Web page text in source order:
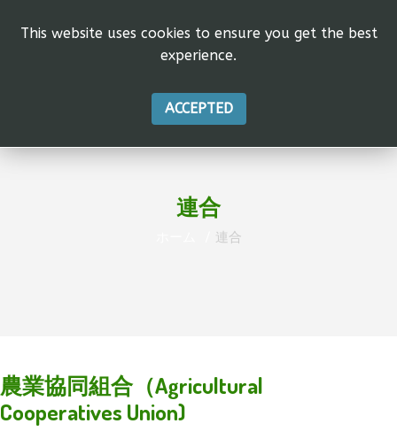
連合
連合
農業協同組合（Agricultural
Cooperatives Union)
This website uses cookies to ensure you get the best
experience.
ACCEPTED